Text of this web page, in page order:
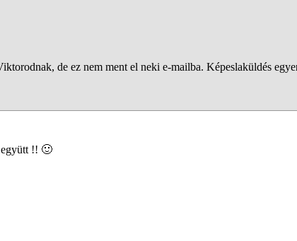
de ez nem ment el neki e-mailba. Képeslaküldés
!! 🙂